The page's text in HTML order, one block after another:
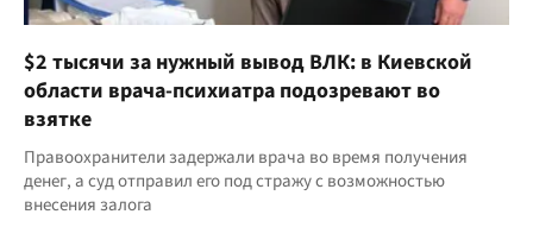
$2 тысячи за нужный вывод ВЛК: в Киевской
области врача-психиатра подозревают во
взятке
Правоохранители задержали врача во время получения
денег, а суд отправил его под стражу с возможностью
внесения залога